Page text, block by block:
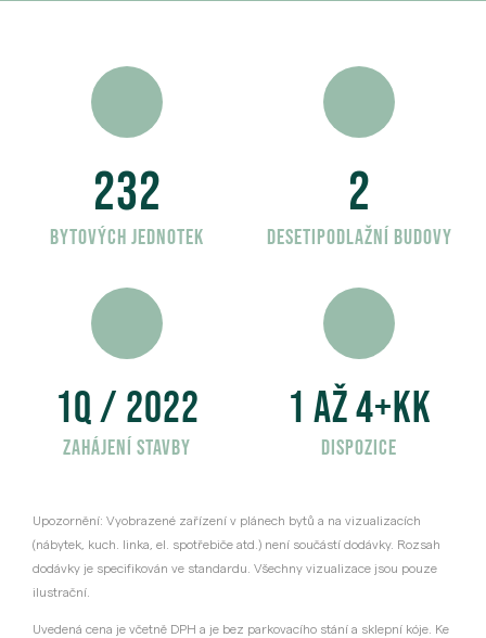
bytových jednotek
232
desetipodlažní budovy
2
zahájení stavby
1Q / 2022
dispozice
1 až 4+kk
Upozornění: Vyobrazené zařízení v plánech bytů a na vizualizacích
(nábytek, kuch. linka, el. spotřebiče atd.) není součástí dodávky. Rozsah
dodávky je specifikován ve standardu. Všechny vizualizace jsou pouze
ilustrační.
Uvedená cena je včetně DPH a je bez parkovacího stání a sklepní kóje. Ke